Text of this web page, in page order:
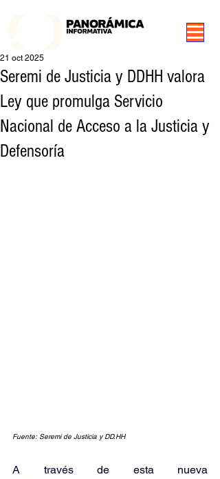
Seremi de Justicia y DDHH valora
Ley que promulga Servicio
Nacional de Acceso a la Justicia y
Defensoría
21 oct 2025
Fuente: Seremi de Justicia y DD.HH
A través de esta nueva